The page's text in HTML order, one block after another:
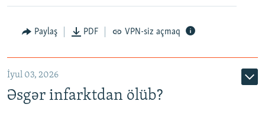
Auto 240p 360p 480p
720p 1080p
Paylaş PDF VPN-siz açmaq
İyul 03, 2026
Əsgər infarktdan ölüb?